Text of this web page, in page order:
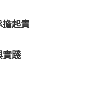
擔起責
實踐